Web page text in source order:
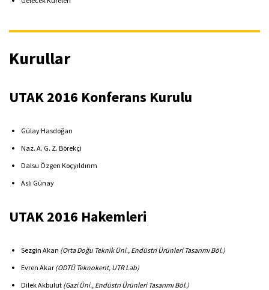
Kurullar
UTAK 2016 Konferans Kurulu
Gülay Hasdoğan
Naz. A. G. Z. Börekçi
Dalsu Özgen Koçyıldırım
Aslı Günay
UTAK 2016 Hakemleri
Sezgin Akan (Orta Doğu Teknik Üni., Endüstri Ürünleri Tasarımı Böl.)
Evren Akar (ODTÜ Teknokent, UTR Lab)
Dilek Akbulut (Gazi Üni., Endüstri Ürünleri Tasarımı Böl.)